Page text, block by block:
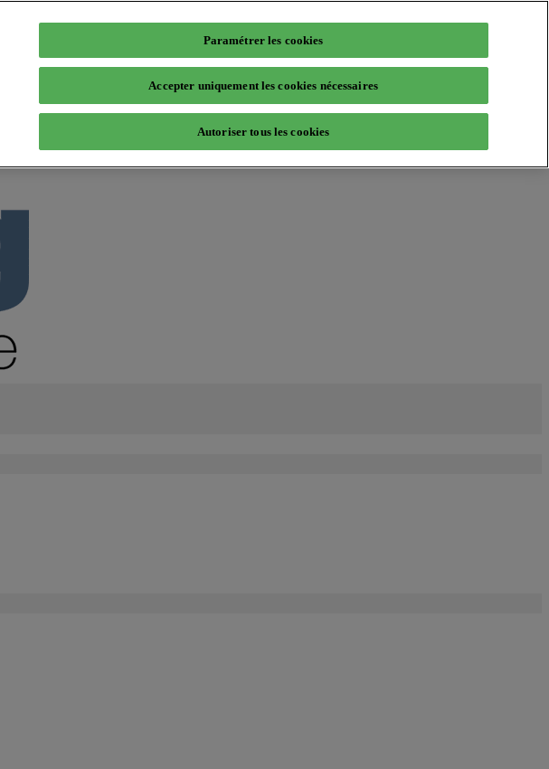
Paramétrer les cookies
Accepter uniquement les cookies nécessaires
Autoriser tous les cookies